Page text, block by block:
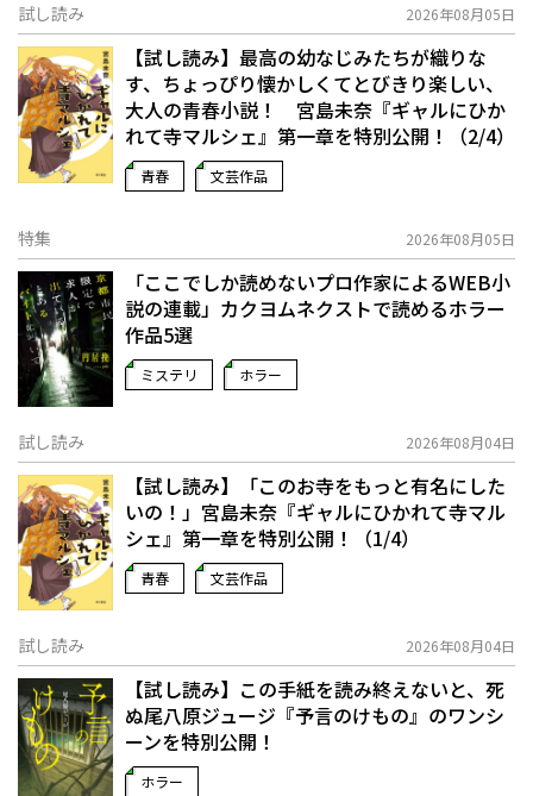
試し読み 2026年08月05日
【試し読み】最高の幼なじみたちが織りな
す、ちょっぴり懐かしくてとびきり楽しい、
大人の青春小説！ 宮島未奈『ギャルにひか
れて寺マルシェ』第一章を特別公開！（2/4）
青春 文芸作品
特集 2026年08月05日
「ここでしか読めないプロ作家によるWEB小
説の連載」――カクヨムネクストで読めるホラー
作品5選
ミステリ ホラー
試し読み 2026年08月04日
【試し読み】「このお寺をもっと有名にした
いの！」宮島未奈『ギャルにひかれて寺マル
シェ』第一章を特別公開！（1/4）
青春 文芸作品
試し読み 2026年08月04日
【試し読み】この手紙を読み終えないと、死
ぬ――尾八原ジュージ『予言のけもの』のワンシ
ーンを特別公開！
ホラー